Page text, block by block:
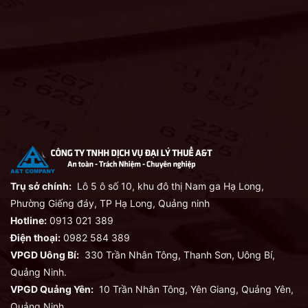
Trụ sở chính: Lô 5 ô số 10, khu đô thị Nam ga Hạ Long,
Phường Giếng đáy, TP Hạ Long, Quảng ninh
Hotline: 0913 021 389
Điện thoại: 0982 584 389
VPGD Uông Bí: 330 Trần Nhân Tông, Thanh Sơn, Uông Bí,
Quảng Ninh.
VPGD Quảng Yên: 10 Trần Nhân Tông, Yên Giang, Quảng Yên,